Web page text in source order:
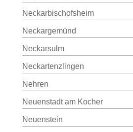
Neckarbischofsheim
Neckargemünd
Neckarsulm
Neckartenzlingen
Nehren
Neuenstadt am Kocher
Neuenstein